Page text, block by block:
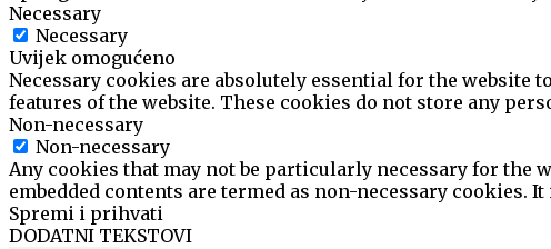
Necessary
Necessary
Uvijek omogućeno
Necessary cookies are absolutely essential for the
features of the website. These cookies do not store any
Non-necessary
Non-necessary
Any cookies that may not be particularly necessary for the
embedded contents are termed as non-necessary
Spremi i prihvati
DODATNI TEKSTOVI